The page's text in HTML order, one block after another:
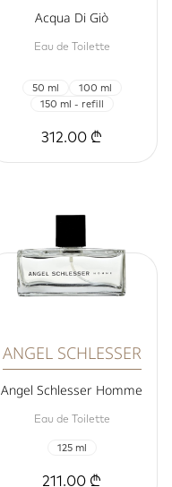
Acqua Di Giò
Eau de Toilette
50 ml
100 ml
150 ml - refill
312.00 ₾
ANGEL SCHLESSER
Angel Schlesser Homme
Eau de Toilette
125 ml
211.00 ₾